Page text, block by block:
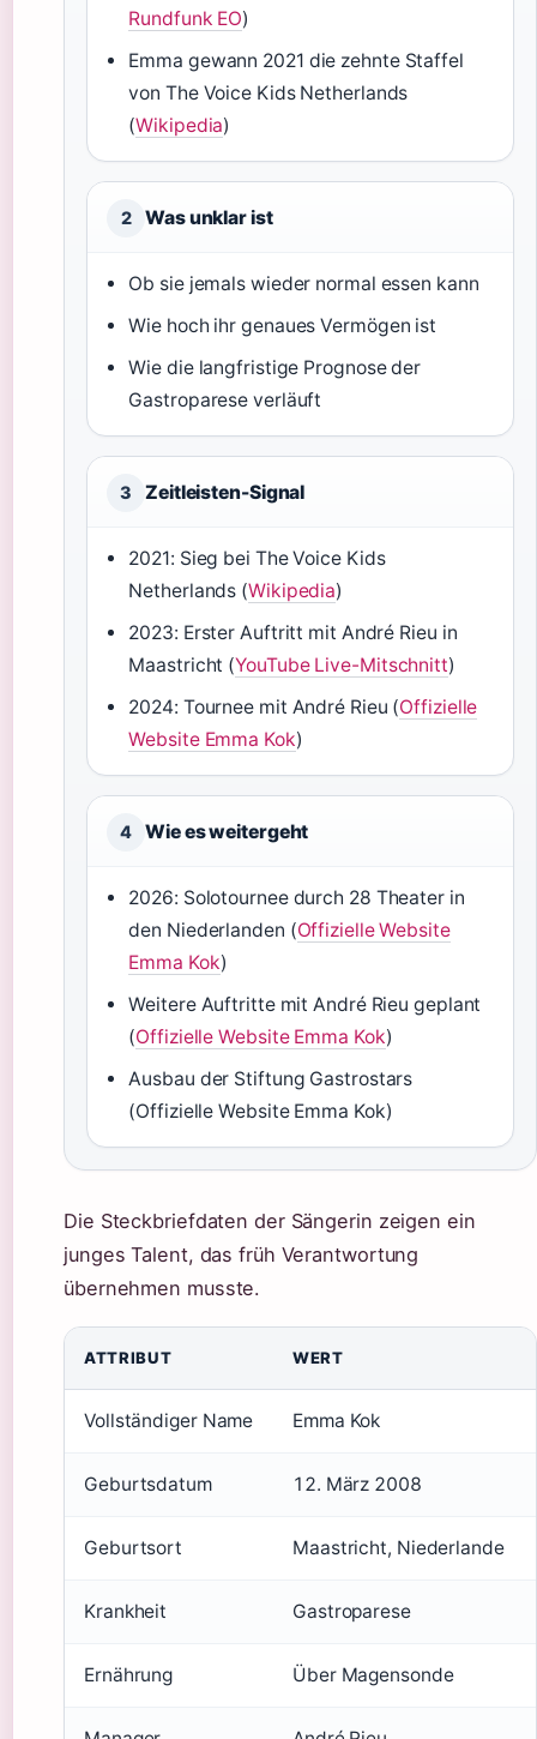
Rundfunk EO)
Emma gewann 2021 die zehnte Staffel
von The Voice Kids Netherlands
(Wikipedia)
2 Was unklar ist
Ob sie jemals wieder normal essen kann
Wie hoch ihr genaues Vermögen ist
Wie die langfristige Prognose der
Gastroparese verläuft
3 Zeitleisten-Signal
2021: Sieg bei The Voice Kids
Netherlands (Wikipedia)
2023: Erster Auftritt mit André Rieu in
Maastricht (YouTube Live-Mitschnitt)
2024: Tournee mit André Rieu (Offizielle
Website Emma Kok)
4 Wie es weitergeht
2026: Solotournee durch 28 Theater in
den Niederlanden (Offizielle Website
Emma Kok)
Weitere Auftritte mit André Rieu geplant
(Offizielle Website Emma Kok)
Ausbau der Stiftung Gastrostars
(Offizielle Website Emma Kok)
Die Steckbriefdaten der Sängerin zeigen ein
junges Talent, das früh Verantwortung
übernehmen musste.
ATTRIBUT WERT
Vollständiger Name Emma Kok
Geburtsdatum 12. März 2008
Geburtsort Maastricht, Niederlande
Krankheit Gastroparese
Ernährung Über Magensonde